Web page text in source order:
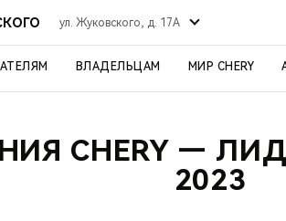
ул. Жуковского, д. 17А
ВЛАДЕЛЬЦАМ МИР CHERY
CHERY —
2023